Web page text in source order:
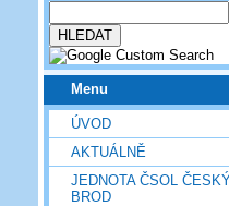
Menu
ÚVOD
AKTUÁLNĚ
JEDNOTA ČSOL
BROD